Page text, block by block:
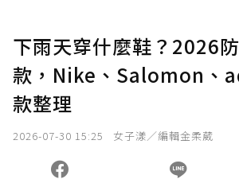
您當前剩餘 U 利點數：0點；前往
下雨天穿什麼鞋？2026
款，Nike、Salomon、
款整理
2026-07-30 15:25 女子漾／編輯金柔葳